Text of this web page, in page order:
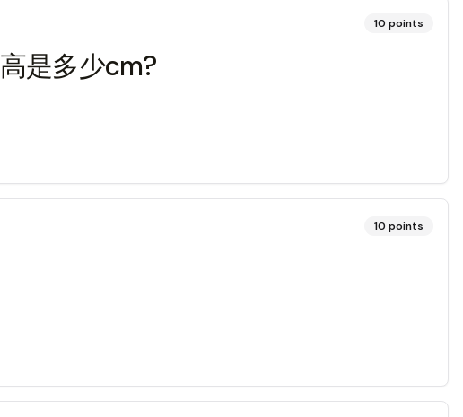
10 points
是多少cm?
10 points